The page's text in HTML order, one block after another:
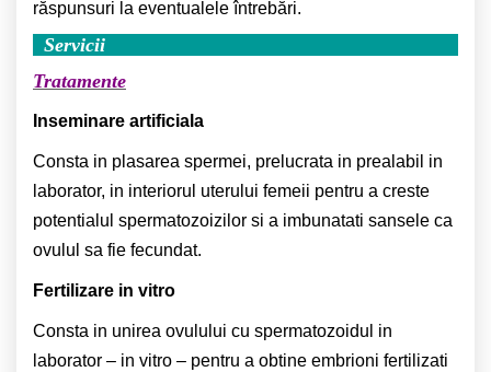
răspunsuri la eventualele întrebări.
Servicii
Tratamente
Inseminare artificiala
Consta in plasarea spermei, prelucrata in prealabil in
laborator, in interiorul uterului femeii pentru a creste
potentialul spermatozoizilor si a imbunatati sansele ca
ovulul sa fie fecundat.
Fertilizare in vitro
Consta in unirea ovulului cu spermatozoidul in
laborator – in vitro – pentru a obtine embrioni fertilizati